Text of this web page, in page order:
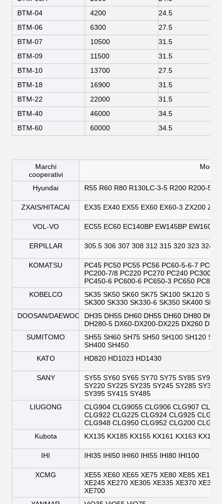
BTM-04
4200
24.5
BTM-06
6300
27.5
BTM-07
10500
31.5
BTM-09
11500
31.5
BTM-10
13700
27.5
BTM-18
16900
31.5
BTM-22
22000
31.5
BTM-40
46000
34.5
BTM-60
60000 34.5
Marchi
cooperativi
Hyundai R55 R60 R80 R130LC-3-5 R200 R200-5
ZXAIS/HITACAI EX35 EX40 EX55 EX60 EX60-3 ZX200
VOL-VO EC55 EC60 EC140BP EW145BP
ERPILLAR 305.5 306 307 308 312 315 320 323 324
KOMATSU
PC45 PC50 PC55 PC56 PC60-5-6-7
PC200-7/8 PC220 PC270 PC240 PC300-6/
PC450-6 PC600-6 PC650-3 PC650 PC800
KOBELCO
SK35 SK50 SK60 SK75 SK100 SK120
SK300 SK330 SK330-6 SK350 SK400
DOOSAN/DAEWOO
DH35 DH55 DH60 DH55 DH60 DH80
DH280-5 DX60-DX200-DX225 DX260
SUMITOMO
SH55 SH60 SH75 SH50 SH100 SH120
SH400 SH450
KATO
HD820 HD1023 HD1430
SANY
SY55 SY60 SY65 SY70 SY75 SY85 SY95
SY220 SY225 SY235 SY245 SY285 SY305
SY395 SY415 SY485
LIUGONG
CLG904 CLG9055 CLG906 CLG907
CLG922 CLG225 CLG924 CLG925
CLG948 CLG950 CLG952 CLG200
Kubota
KX135 KX185 KX155 KX161 KX163 KX165
IHI IHI35 IHI50 IHI60 IHI55 IHI80 IHI100
XCMG
XE55 XE60 XE65 XE75 XE80 XE85
XE245 XE270 XE305 XE335 XE370 XE380
XE700